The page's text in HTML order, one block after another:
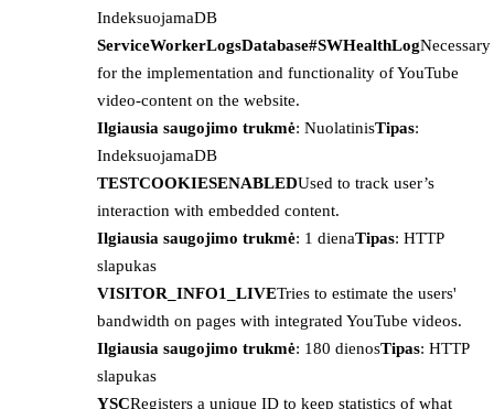
IndeksuojamaDB
ServiceWorkerLogsDatabase#SWHealthLogNecessary
for the implementation and functionality of YouTube
video-content on the website.
Ilgiausia saugojimo trukmė: NuolatinisTipas:
IndeksuojamaDB
TESTCOOKIESENABLEDUsed to track user’s
interaction with embedded content.
Ilgiausia saugojimo trukmė: 1 dienaTipas: HTTP
slapukas
VISITOR_INFO1_LIVETries to estimate the users'
bandwidth on pages with integrated YouTube videos.
Ilgiausia saugojimo trukmė: 180 dienosTipas: HTTP
slapukas
YSCRegisters a unique ID to keep statistics of what